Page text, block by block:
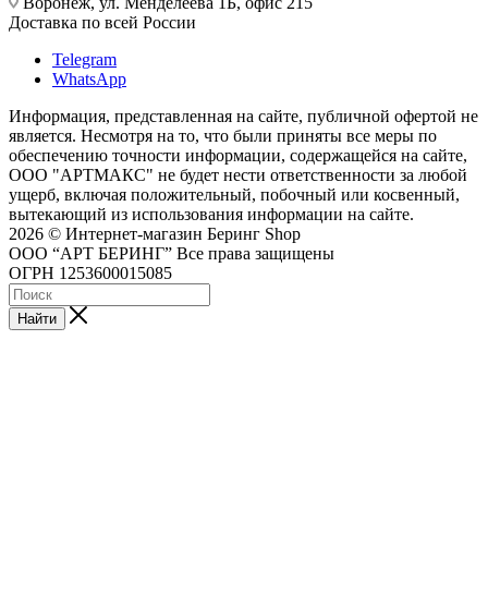
Доставка по всей России
Telegram
WhatsApp
Информация, представленная на сайте, публичной офертой не
является. Несмотря на то, что были приняты все меры по
обеспечению точности информации, содержащейся на сайте,
ООО "АРТМАКС" не будет нести ответственности за любой
ущерб, включая положительный, побочный или косвенный,
вытекающий из использования информации на сайте.
2026 © Интернет-магазин Беринг Shop
ООО “АРТ БЕРИНГ” Все права защищены
ОГРН 1253600015085
Найти